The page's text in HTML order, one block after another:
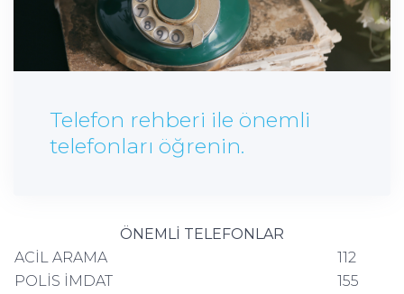
Telefon rehberi ile önemli
telefonları öğrenin.
ÖNEMLİ TELEFONLAR
ACİL ARAMA
112
POLİS İMDAT
155